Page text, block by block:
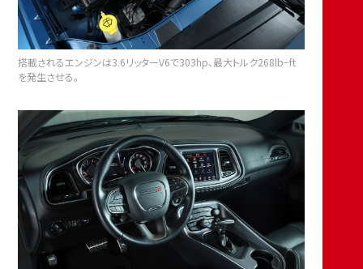
搭載されるエンジンは3.6リッターV6で303hp、最大トルク268lb−ft
を発生させる。